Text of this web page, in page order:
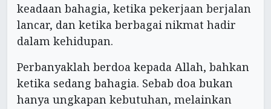
keadaan bahagia, ketika pekerjaan berjalan
lancar, dan ketika berbagai nikmat hadir
dalam kehidupan.
Perbanyaklah berdoa kepada Allah, bahkan
ketika sedang bahagia. Sebab doa bukan
hanya ungkapan kebutuhan, melainkan